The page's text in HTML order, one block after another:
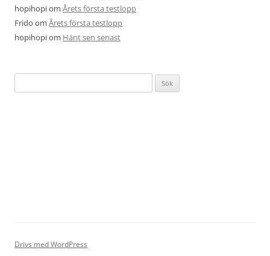
hopihopiom Årets första testlopp
Frido om Årets första testlopp
hopihopiom Hänt sen senast
efter:
Drivs med WordPress